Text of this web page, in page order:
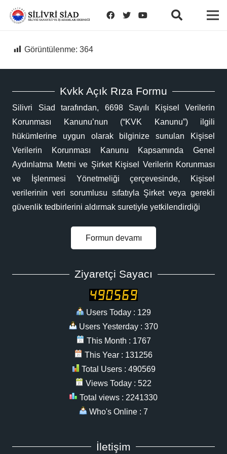
Görüntülenme: 364
Kvkk Açık Rıza Formu
Silivri Siad tarafından, 6698 Sayılı Kişisel Verilerin
Korunması Kanunu’nun (“KVK Kanunu”) ilgili
hükümlerine uygun olarak bilginize sunulan Kişisel
Verilerin Korunması Kanunu Kapsamında Genel
Aydınlatma Metni ve Şirket Kişisel Verilerin Korunması
ve İşlenmesi Yönetmeliği çerçevesinde, Kişisel
verilerinin veri sorumlusu sıfatıyla Şirket veya gerekli
güvenlik tedbirlerini aldırmak suretiyle yetkilendirdiği
Formun devamı
Ziyaretçi Sayacı
Users Today : 129
Users Yesterday : 370
This Month : 1767
This Year : 131256
Total Users : 490569
Views Today : 522
Total views : 2241330
Who's Online : 7
İletişim